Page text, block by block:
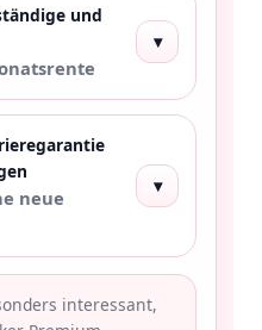
und
▾
neue
▾
interessant,